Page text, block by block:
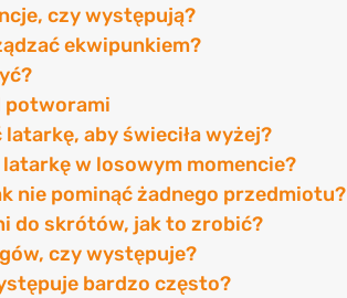
czy występują?
ekwipunkiem?
potworami
aby świeciła wyżej?
latarkę w losowym momencie?
nie pominąć żadnego przedmiotu?
do skrótów, jak to zrobić?
czy występuje?
bardzo często?